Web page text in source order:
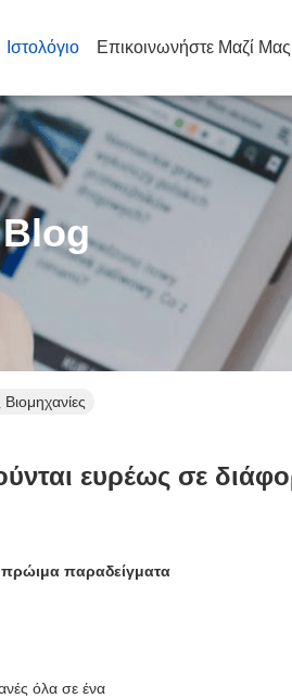
Ιστολόγιο Επικοινωνήστε Μαζί Μας
Blog
ευρέως σε
πρώιμα παραδείγματα
όλα σε ένα